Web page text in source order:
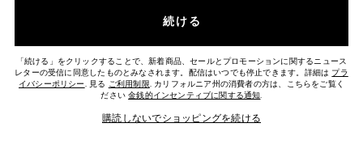
続ける
「続ける」をクリックすることで、新着商品、セールとプロモーションに関するニュース
レターの受信に同意したものとみなされます。配信はいつでも停止できます。詳細は プラ
イバシーポリシー. 見る ご利用制限. カリフォルニア州の消費者の方は、こちらをご覧く
ださい金銭的インセンティブに関する通知.
購読しないでショッピングを続ける